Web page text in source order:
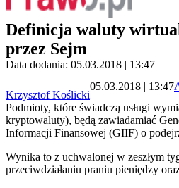
Definicja waluty
przez Sejm
Data dodania: 05.03.2018 | 13:47
Krzysztof Koślicki
05.03.2018 | 13:47
Podmioty, które świadczą usługi
kryptowaluty), będą zawiadamiać
Informacji Finansowej (GIIF) o
Wynika to z uchwalonej w zeszłym
przeciwdziałaniu praniu pieniędzy